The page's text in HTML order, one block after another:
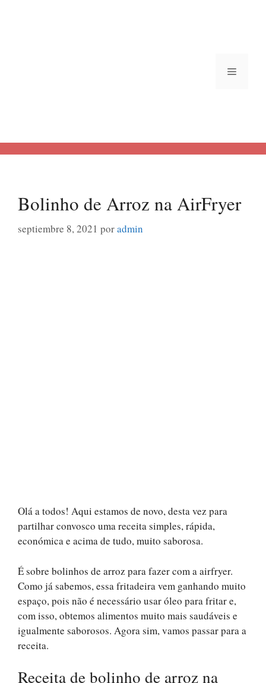
Menú
Bolinho de Arroz na AirFryer
septiembre 8, 2021 poradmin
Olá a todos! Aqui estamos de novo, desta vez para
partilhar convosco uma receita simples, rápida,
económica e acima de tudo, muito saborosa.
É sobre bolinhos de arroz para fazer com a airfryer.
Como já sabemos, essa fritadeira vem ganhando muito
espaço, pois não é necessário usar óleo para fritar e,
com isso, obtemos alimentos muito mais saudáveis ​​e
igualmente saborosos. Agora sim, vamos passar para a
receita.
Receita de bolinho de arroz na